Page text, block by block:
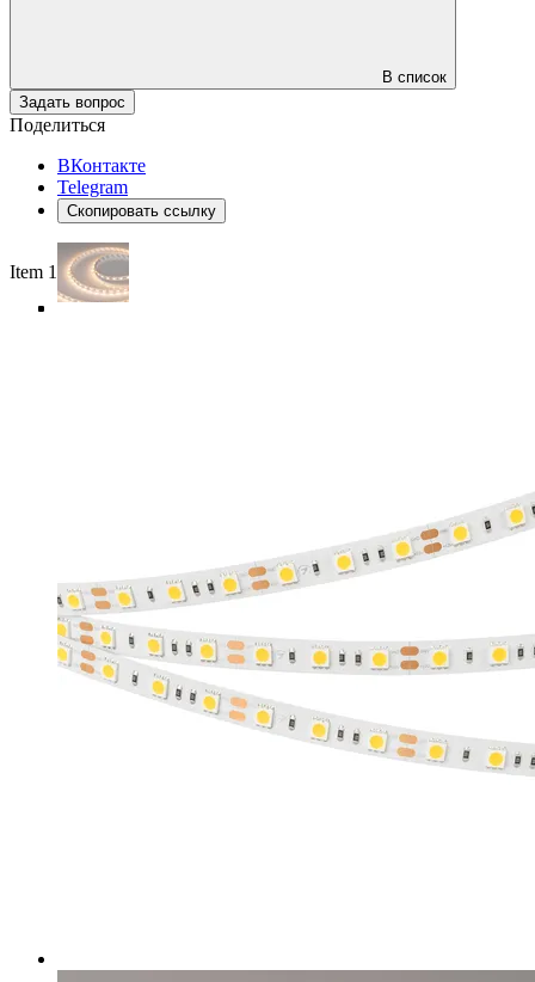
В список
Задать вопрос
Поделиться
ВКонтакте
Telegram
Скопировать ссылку
Item 1 of 5